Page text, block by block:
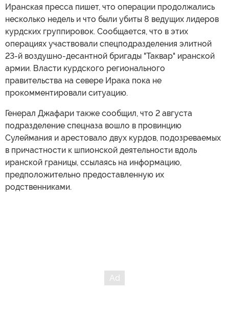
Иранская пресса пишет, что операции продолжались
несколько недель и что были убиты 8 ведущих лидеров
курдских группировок. Сообщается, что в этих
операциях участвовали спецподразделения элитной
23-й воздушно-десантной бригады "Таквар" иранской
армии. Власти курдского регионального
правительства на севере Ирака пока не
прокомментировали ситуацию.
Генерал Джафари также сообщил, что 2 августа
подразделение спецназа вошло в провинцию
Сулеймания и арестовало двух курдов, подозреваемых
в причастности к шпионской деятельности вдоль
иранской границы, ссылаясь на информацию,
предположительно предоставленную их
родственниками.